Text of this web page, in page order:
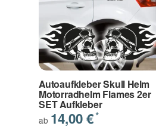
Autoaufkleber Skull Helm
Motorradhelm Flames 2er
SET Aufkleber
ab 14,00 €*